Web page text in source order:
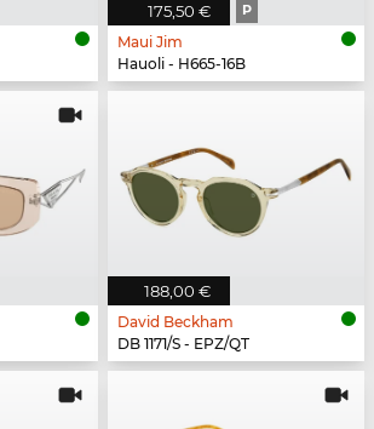
175,50 € P
Maui Jim
Hauoli - H665-16B
188,00 €
David Beckham
DB 1171/S - EPZ/QT